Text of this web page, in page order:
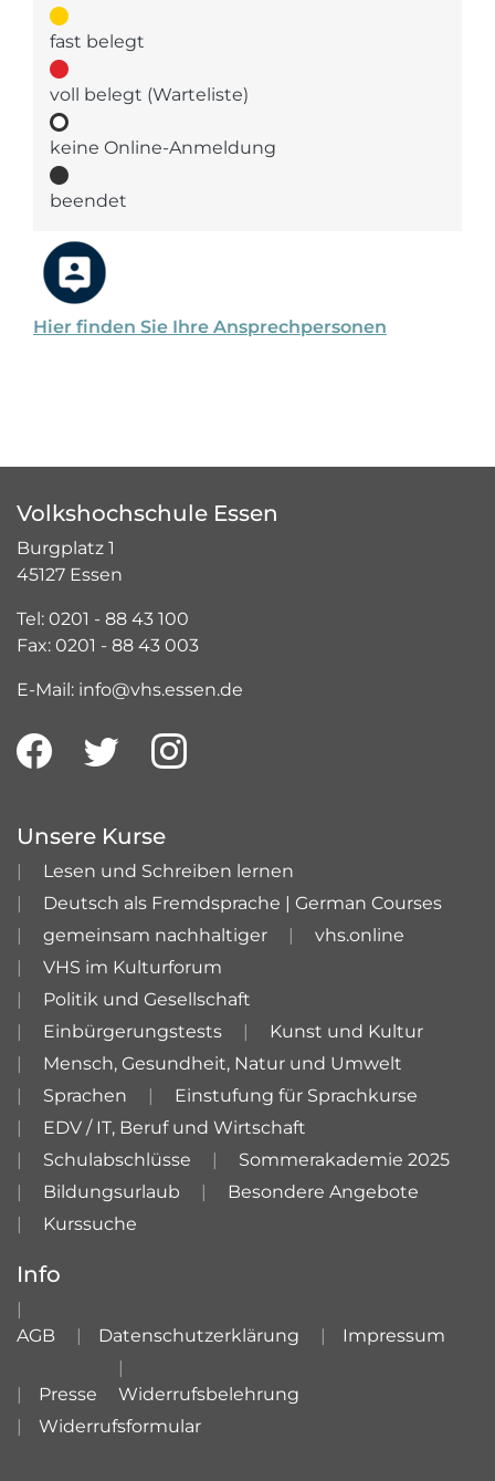
Hier finden Sie Ihre Ansprechpersonen
fast belegt
voll belegt (Warteliste)
keine Online-Anmeldung
beendet
Volkshochschule Essen
Burgplatz 1
45127 Essen
Tel: 0201 - 88 43 100
Fax: 0201 - 88 43 003
E-Mail: info@vhs.essen.de
Unsere Kurse
Lesen und Schreiben lernen
Deutsch als Fremdsprache | German Courses
gemeinsam nachhaltiger
vhs.online
VHS im Kulturforum
Politik und Gesellschaft
Einbürgerungstests
Kunst und Kultur
Mensch, Gesundheit, Natur und Umwelt
Sprachen
Einstufung für Sprachkurse
EDV / IT, Beruf und Wirtschaft
Schulabschlüsse
Sommerakademie 2025
Bildungsurlaub
Besondere Angebote
Kurssuche
Info
AGB Datenschutzerklärung Impressum
Presse
Widerrufsbelehrung
Widerrufsformular